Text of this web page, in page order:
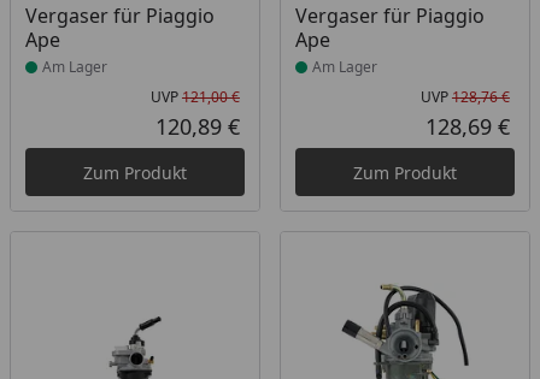
Vergaser für Piaggio
Ape
Am Lager
Ursprünglicher Preis
UVP121,00 €
Aktueller Preis
120,89 €
Zum Produkt
Vergaser für Piaggio
Ape
Am Lager
UVP128,76 €
128,69 €
Zum Produkt